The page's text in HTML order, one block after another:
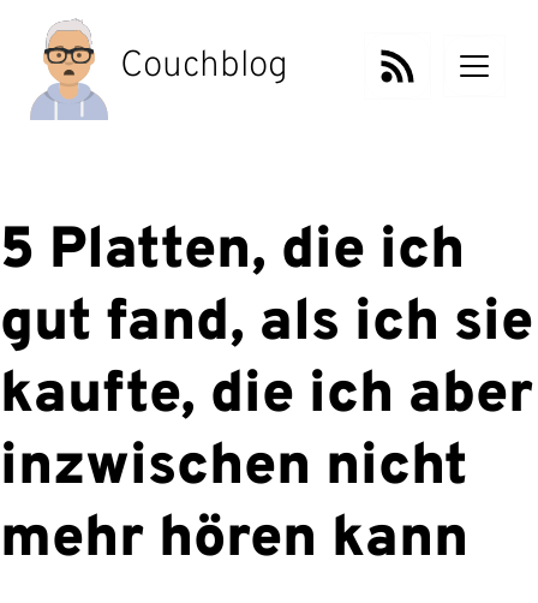
Inhalt
springen
Couchblog
5 Platten, die ich
gut fand, als ich sie
kaufte, die ich aber
inzwischen nicht
mehr hören kann